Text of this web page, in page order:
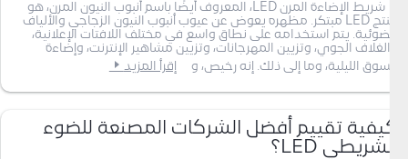
شريط الإضاءة المرن LED، المعروف أيضًا باسم أنبوب النيون المرن، هو
منتج LED مبتكر. مظهره يعوض عن عيوب أنبوب النيون الزجاجي والألياف
الضوئية. يتم استخدامه على نطاق واسع في مختلف اللافتات الإعلانية،
والغلاف الجوي، وتزيين المهرجانات، وتزيين مشاهير الإنترنت، وإضاءة
السوق الليلية، وما إلى ذلك. إنه رخيص، و
إقرأ المزيد
كيفية تقييم أفضل الشركات المصنعة للضوء
الشريطي LED؟